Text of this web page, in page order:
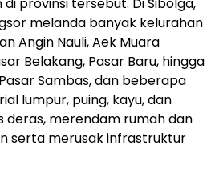
melanda banyak kelurahan
Angin Nauli, Aek Muara
Belakang, Pasar Baru, hingga
Sambas, dan beberapa
lumpur, puing, kayu, dan
deras, merendam rumah dan
serta merusak infrastruktur